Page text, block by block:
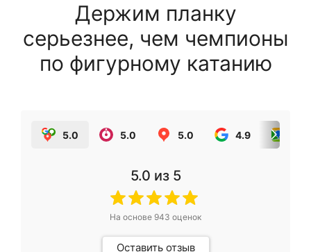
Держим планку
серьезнее, чем чемпионы
по фигурному катанию
5.0 5.0 5.0 4.9
5.0 из 5
На основе 943 оценок
Оставить отзыв